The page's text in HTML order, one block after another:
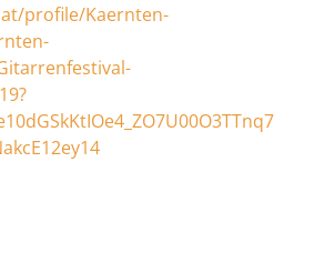
profile/Kaernten-